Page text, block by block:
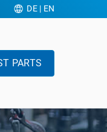
DE| EN
PARTS